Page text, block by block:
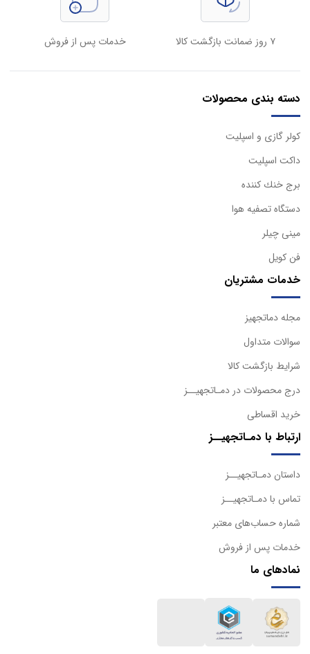
۷ روز ضمانت بازگشت کالا خدمات پس از فروش
دسته بندی محصولات
كولر گازی و اسپليت
داكت اسپليت
برج خنك كننده
دستگاه تصفيه هوا
مینی چیلر
فن کویل
خدمات مشتریان
مجله دماتجهیز
سوالات متداول
شرایط بازگشت کالا
درج محصولات در دمـاتجهیــز
خرید اقساطی
ارتباط با دمـاتجهیــز
داستان دمـاتجهیــز
تماس با دمـاتجهیــز
شماره حساب‌های معتبر
خدمات پس از فروش
نمادهای ما